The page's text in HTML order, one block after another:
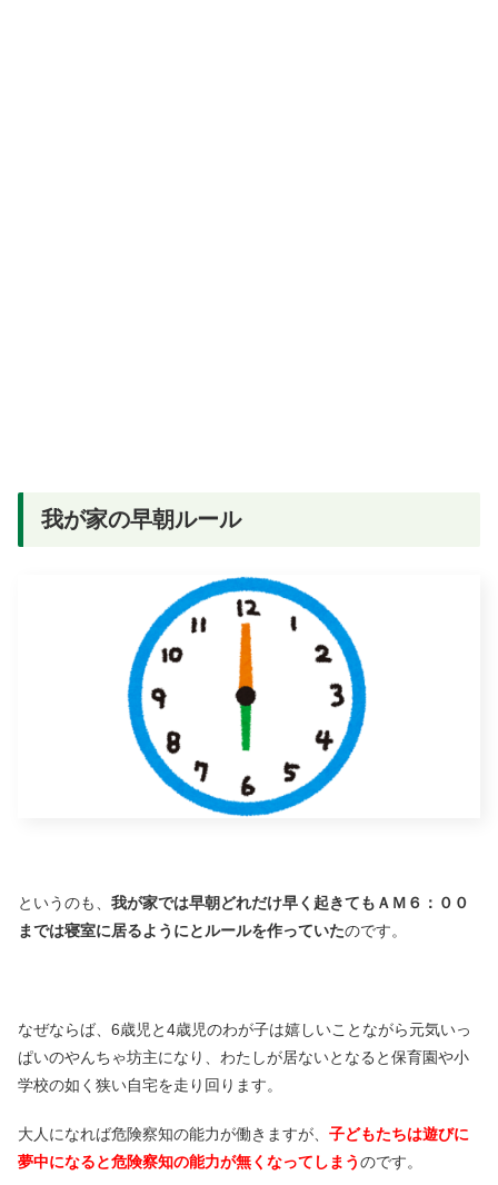
我が家の早朝ルール
というのも、 我が家では早朝どれだけ早く起きてもＡＭ６：００
までは寝室に居るようにとルールを作っていたのです。
なぜならば、6歳児と4歳児のわが子は嬉しいことながら元気いっ
ぱいのやんちゃ坊主になり、わたしが居ないとなると保育園や小
学校の如く狭い自宅を走り回ります。
大人になれば危険察知の能力が働きますが、 子どもたちは遊びに
夢中になると危険察知の能力が無くなってしまうのです。